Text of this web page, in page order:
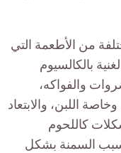
من الأطعمة التي
بالكالسيوم
والفواكه،
اللبن، والابتعاد
كاللحوم
السمنة بشكل